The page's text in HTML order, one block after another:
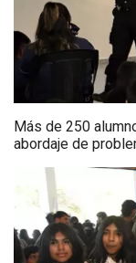
Más de 250
abordaje de